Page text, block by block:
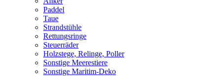
Paddel
Taue
Strandstühle
Rettungsringe
Steuerräder
Holzstege, Relinge, Poller
Sonstige Meerestiere
Sonstige Maritim-Deko